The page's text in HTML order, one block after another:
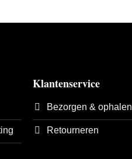
Klantenservice
Bezorgen & ophalen
Retourneren